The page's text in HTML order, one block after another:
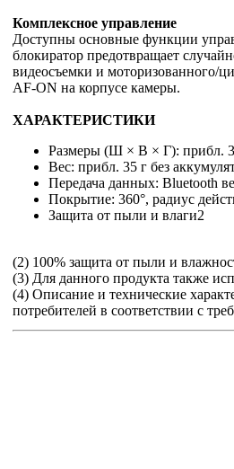
Комплексное управление
Доступны основные функции
блокиратор предотвращает
видеосъемки и моторизованного/
AF-ON на корпусе камеры.
ХАРАКТЕРИСТИКИ
Размеры (Ш × В × Г): прибл.
Вес: прибл. 35 г без
Передача данных: Bluetooth
Покрытие: 360°, радиус
Защита от пыли и влаги2
(2) 100% защита от пыли и
(3) Для данного продукта также
(4) Описание и технические
потребителей в соответствии с